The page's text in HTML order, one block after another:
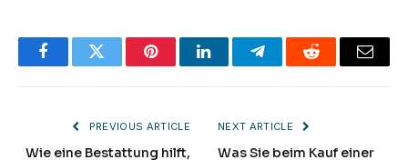
FacebookTwitter PinterestLinkedInTelegramReddit Email
PREVIOUS ARTICLE
Wie eine Bestattung hilft,
NEXT ARTICLE
Was Sie beim Kauf einer